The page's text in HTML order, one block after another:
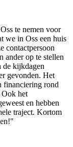
te nemen voor
we in Oss een huis
contactpersoon
ander op te stellen
de kijkdagen
gevonden. Het
financiering rond
Ook het
en hebben
traject. Kortom